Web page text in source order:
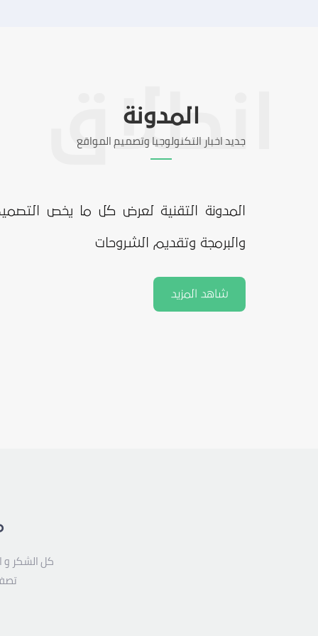
المدونة
جديد اخبار التكنولوجيا وتصميم المواقع
المدونة التقنية لعرض كل ما يخص
والبرمجة وتقديم الشروحات
شاهد المزيد
كل الشكر و